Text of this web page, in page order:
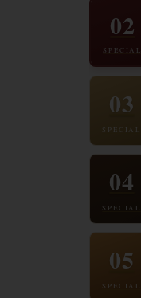
02
SPECIAL
03
SPECIAL
04
SPECIAL
05
SPECIAL